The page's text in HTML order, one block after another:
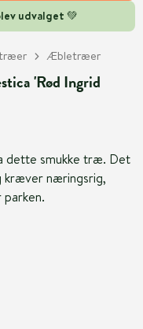
udvalget 💚
Æbletræer
'Rød Ingrid
dette smukke træ. Det
kræver næringsrig,